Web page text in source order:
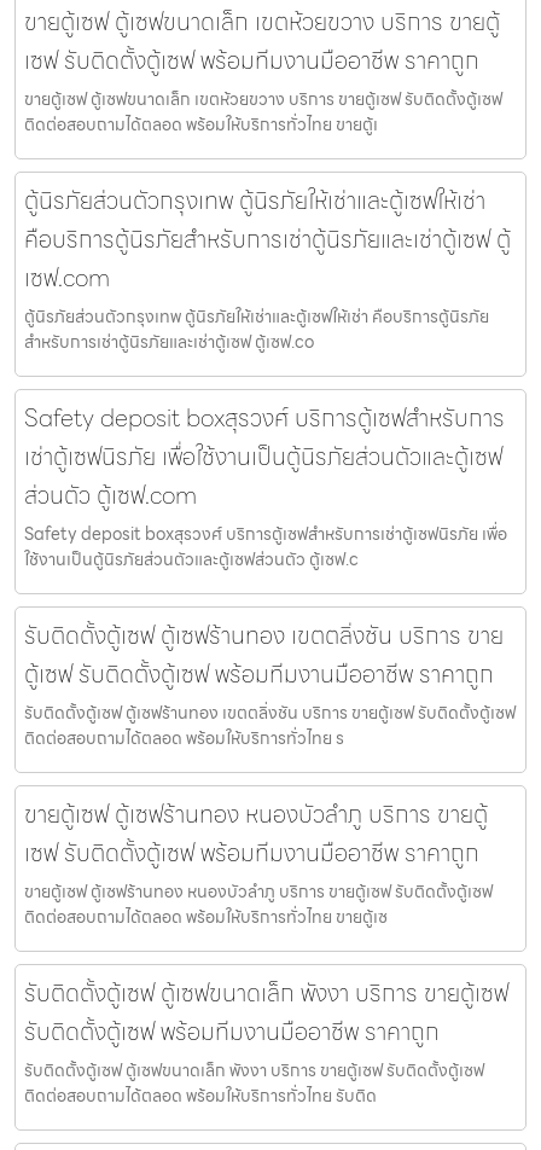
ขายตู้เซฟ ตู้เซฟขนาดเล็ก เขตห้วยขวาง บริการ ขายตู้
เซฟ รับติดตั้งตู้เซฟ พร้อมทีมงานมืออาชีพ ราคาถูก
ขายตู้เซฟ ตู้เซฟขนาดเล็ก เขตห้วยขวาง บริการ ขายตู้เซฟ รับติดตั้งตู้เซฟ
ติดต่อสอบถามได้ตลอด พร้อมให้บริการทั่วไทย ขายตู้เ
ตู้นิรภัยส่วนตัวกรุงเทพ ตู้นิรภัยให้เช่าและตู้เซฟให้เช่า
คือบริการตู้นิรภัยสำหรับการเช่าตู้นิรภัยและเช่าตู้เซฟ ตู้
เซฟ.com
ตู้นิรภัยส่วนตัวกรุงเทพ ตู้นิรภัยให้เช่าและตู้เซฟให้เช่า คือบริการตู้นิรภัย
สำหรับการเช่าตู้นิรภัยและเช่าตู้เซฟ ตู้เซฟ.co
Safety deposit boxสุรวงศ์ บริการตู้เซฟสำหรับการ
เช่าตู้เซฟนิรภัย เพื่อใช้งานเป็นตู้นิรภัยส่วนตัวและตู้เซฟ
ส่วนตัว ตู้เซฟ.com
Safety deposit boxสุรวงศ์ บริการตู้เซฟสำหรับการเช่าตู้เซฟนิรภัย เพื่อ
ใช้งานเป็นตู้นิรภัยส่วนตัวและตู้เซฟส่วนตัว ตู้เซฟ.c
รับติดตั้งตู้เซฟ ตู้เซฟร้านทอง เขตตลิ่งชัน บริการ ขาย
ตู้เซฟ รับติดตั้งตู้เซฟ พร้อมทีมงานมืออาชีพ ราคาถูก
รับติดตั้งตู้เซฟ ตู้เซฟร้านทอง เขตตลิ่งชัน บริการ ขายตู้เซฟ รับติดตั้งตู้เซฟ
ติดต่อสอบถามได้ตลอด พร้อมให้บริการทั่วไทย ร
ขายตู้เซฟ ตู้เซฟร้านทอง หนองบัวลำภู บริการ ขายตู้
เซฟ รับติดตั้งตู้เซฟ พร้อมทีมงานมืออาชีพ ราคาถูก
ขายตู้เซฟ ตู้เซฟร้านทอง หนองบัวลำภู บริการ ขายตู้เซฟ รับติดตั้งตู้เซฟ
ติดต่อสอบถามได้ตลอด พร้อมให้บริการทั่วไทย ขายตู้เซ
รับติดตั้งตู้เซฟ ตู้เซฟขนาดเล็ก พังงา บริการ ขายตู้เซฟ
รับติดตั้งตู้เซฟ พร้อมทีมงานมืออาชีพ ราคาถูก
รับติดตั้งตู้เซฟ ตู้เซฟขนาดเล็ก พังงา บริการ ขายตู้เซฟ รับติดตั้งตู้เซฟ
ติดต่อสอบถามได้ตลอด พร้อมให้บริการทั่วไทย รับติด